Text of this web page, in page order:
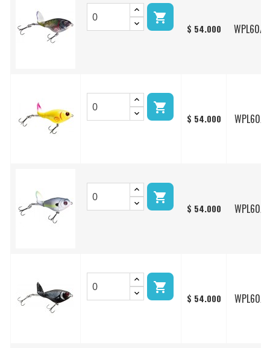

$ 54.000 WPL60/

$ 54.000 WPL60/

$ 54.000 WPL60/

$ 54.000 WPL60/